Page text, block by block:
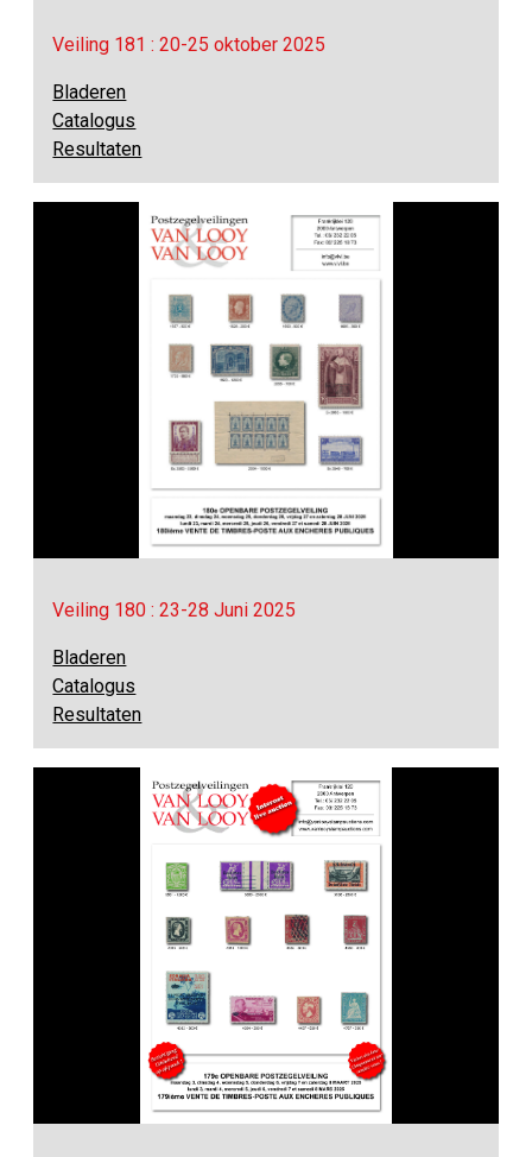
Veiling 181 : 20-25 oktober 2025
Bladeren
Catalogus
Resultaten
Veiling 180 : 23-28 Juni 2025
Bladeren
Catalogus
Resultaten